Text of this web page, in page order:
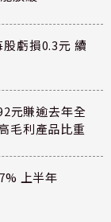
虧損0.3元 續
元賺逾去年全
毛利產品比重
上半年